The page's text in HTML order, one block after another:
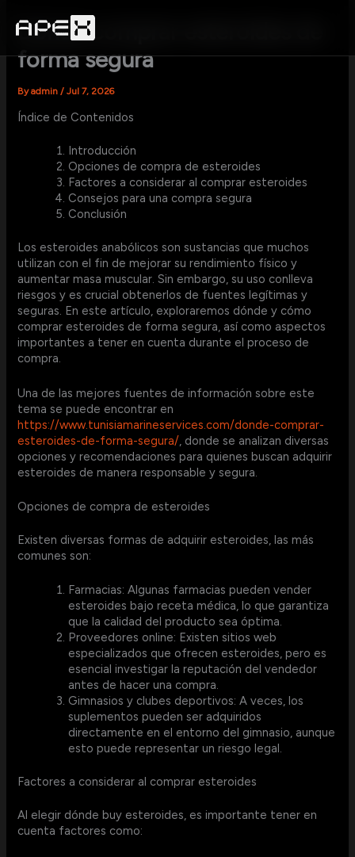
contentDónde comprar esteroides de
forma segura
Byadmin/Jul 7, 2026
Índice de Contenidos
Introducción
Opciones de compra de esteroides
Factores a considerar al comprar esteroides
Consejos para una compra segura
Conclusión
Los esteroides anabólicos son sustancias que muchos
utilizan con el fin de mejorar su rendimiento físico y
aumentar masa muscular. Sin embargo, su uso conlleva
riesgos y es crucial obtenerlos de fuentes legítimas y
seguras. En este artículo, exploraremos dónde y cómo
comprar esteroides de forma segura, así como aspectos
importantes a tener en cuenta durante el proceso de
compra.
Una de las mejores fuentes de información sobre este
tema se puede encontrar en
https://www.tunisiamarineservices.com/donde-comprar-
esteroides-de-forma-segura/ , donde se analizan diversas
opciones y recomendaciones para quienes buscan adquirir
esteroides de manera responsable y segura.
Opciones de compra de esteroides
Existen diversas formas de adquirir esteroides, las más
comunes son:
Farmacias: Algunas farmacias pueden vender
esteroides bajo receta médica, lo que garantiza
que la calidad del producto sea óptima.
Proveedores online: Existen sitios web
especializados que ofrecen esteroides, pero es
esencial investigar la reputación del vendedor
antes de hacer una compra.
Gimnasios y clubes deportivos: A veces, los
suplementos pueden ser adquiridos
directamente en el entorno del gimnasio, aunque
esto puede representar un riesgo legal.
Factores a considerar al comprar esteroides
Al elegir dónde buy esteroides, es importante tener en
cuenta factores como: